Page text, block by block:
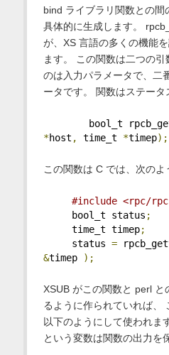
bind ライブラリ関数との間
具体的に生成します。
が、XS 言語の多くの機能
ます。 この関数は二つの
のは入力パラメータで、二
ータです。 関数はステータ
bool_t
*host , time_t *timep);
この関数は C では、次のよ
#include <rpc/
bool_t status ;
time_t timep;
status =
&timep );
XSUB がこの関数と perl と
るように作られていれば、
以下のようにして使われま
という変数は関数の出力を